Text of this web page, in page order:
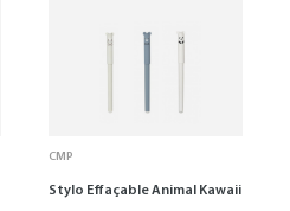
CMP
Stylo Effaçable Animal Kawaii